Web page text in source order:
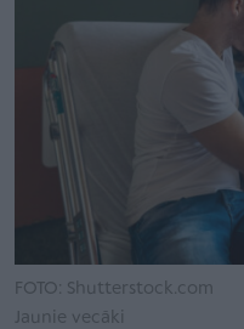
FOTO: Shutterstock.com
Jaunie vecāki